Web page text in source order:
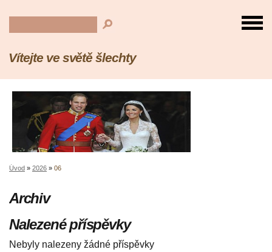
Vítejte ve světě šlechty
Úvod » 2026 » 06
Archiv
Nalezené příspěvky
Nebyly nalezeny žádné příspěvky